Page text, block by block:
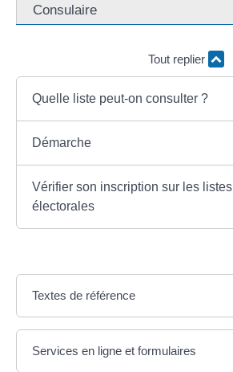
Consulaire
Tout replier
Quelle liste peut-on consulter ?
Démarche
Vérifier son inscription sur les listes
électorales
Textes de référence
Services en ligne et formulaires